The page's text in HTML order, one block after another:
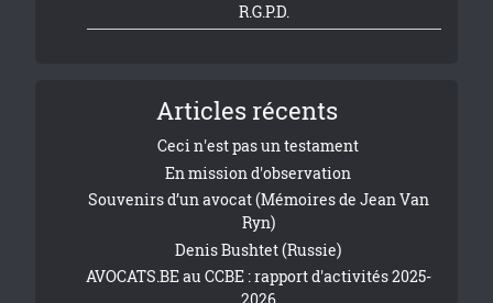
R.G.P.D.
Articles récents
Ceci n'est pas un testament
En mission d'observation
Souvenirs d’un avocat (Mémoires de Jean Van
Ryn)
Denis Bushtet (Russie)
AVOCATS.BE au CCBE : rapport d'activités 2025-